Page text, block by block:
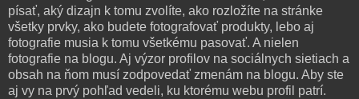
písať, aký dizajn k tomu zvolíte, ako rozložíte na stránke
všetky prvky, ako budete fotografovať produkty, lebo aj
fotografie musia k tomu všetkému pasovať. A nielen
fotografie na blogu. Aj výzor profilov na sociálnych sietiach a
obsah na ňom musí zodpovedať zmenám na blogu. Aby ste
aj vy na prvý pohľad vedeli, ku ktorému webu profil patrí.